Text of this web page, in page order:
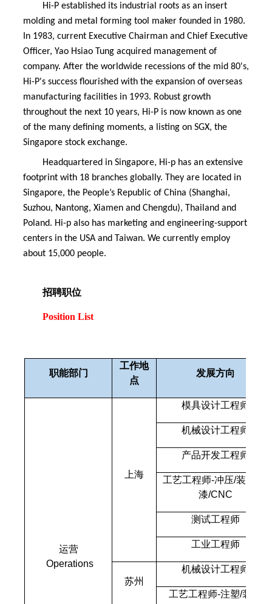
Hi-P established its industrial roots as an insert
molding and metal forming tool maker founded in 1980.
In 1983, current Executive Chairman and Chief Executive
Officer, Yao Hsiao Tung acquired management of
company. After the worldwide recessions of the mid 80's,
Hi-P's success flourished with the expansion of overseas
manufacturing facilities in 1993. Robust growth
throughout the next 10 years, Hi-P is now known as one
of the many defining moments, a listing on SGX, the
Singapore stock exchange.
Headquartered in Singapore, Hi-p has an extensive
footprint with 18 branches globally. They are located in
Singapore, the People’s Republic of China (Shanghai,
Suzhou, Nantong, Xiamen and Chengdu), Thailand and
Poland. Hi-p also has marketing and engineering-support
centers in the USA and Taiwan. We currently employ
about 15,000 people.
招聘职位
Position List
职能部门
工作地
点
发展方向
运营
Operations
上海
模具设计工程师
机械设计工程师
产品开发工程师
工艺工程师-冲压/装配/喷
漆/CNC
测试工程师
工业工程师
苏州
机械设计工程师
工艺工程师-注塑/装配